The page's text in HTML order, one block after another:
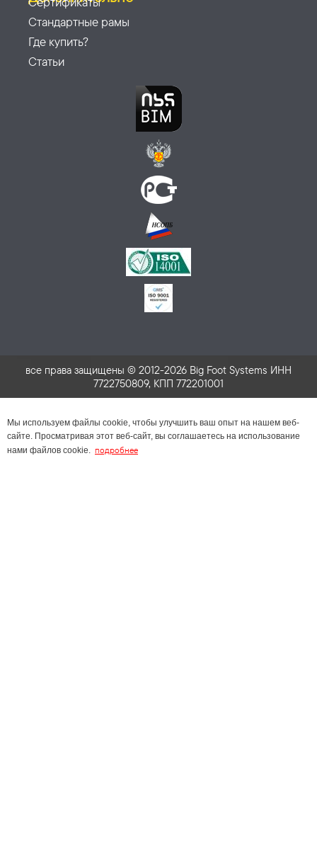
Стандартные рамы
Где купить?
Статьи
все права защищены © 2012-2026 Big Foot Systems ИНН
7722750809, КПП 772201001
Мы используем файлы cookie, чтобы улучшить ваш опыт на нашем веб-
сайте. Просматривая этот веб-сайт, вы соглашаетесь на использование
нами файлов cookie. подробнее